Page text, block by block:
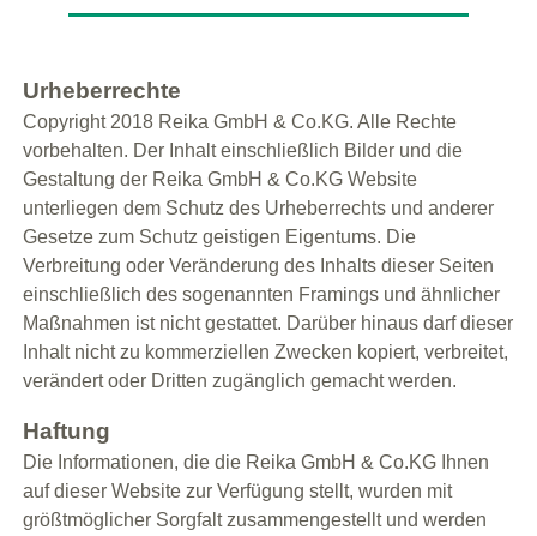
Urheberrechte
Copyright 2018 Reika GmbH & Co.KG. Alle Rechte
vorbehalten. Der Inhalt einschließlich Bilder und die
Gestaltung der Reika GmbH & Co.KG Website
unterliegen dem Schutz des Urheberrechts und anderer
Gesetze zum Schutz geistigen Eigentums. Die
Verbreitung oder Veränderung des Inhalts dieser Seiten
einschließlich des sogenannten Framings und ähnlicher
Maßnahmen ist nicht gestattet. Darüber hinaus darf dieser
Inhalt nicht zu kommerziellen Zwecken kopiert, verbreitet,
verändert oder Dritten zugänglich gemacht werden.
Haftung
Die Informationen, die die Reika GmbH & Co.KG Ihnen
auf dieser Website zur Verfügung stellt, wurden mit
größtmöglicher Sorgfalt zusammengestellt und werden